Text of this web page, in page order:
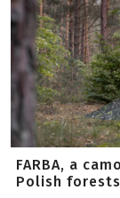
FARBA, a
Polish forests